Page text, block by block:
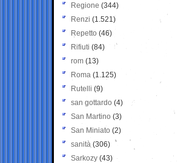
Regione (344)
Renzi (1.521)
Repetto (46)
Rifiuti (84)
rom (13)
Roma (1.125)
Rutelli (9)
san gottardo (4)
San Martino (3)
San Miniato (2)
sanità (306)
Sarkozy (43)